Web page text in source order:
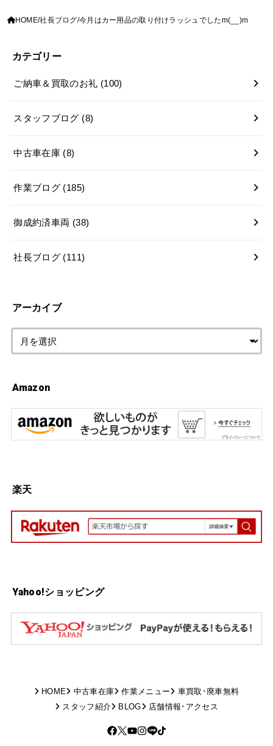
HOME 社長ブログ 今月はカー用品の取り付けラッシュでしたm(__)m
カテゴリー
ご納車＆買取のお礼 (100)
スタッフブログ (8)
中古車在庫 (8)
作業ブログ (185)
御成約済車両 (38)
社長ブログ (111)
アーカイブ
Amazon
楽天
Yahoo!ショッピング
HOME 中古車在庫 作業メニュー
車買取･廃車無料
スタッフ紹介
BLOG 店舗情報･アクセス